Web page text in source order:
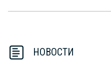
НОВОСТИ